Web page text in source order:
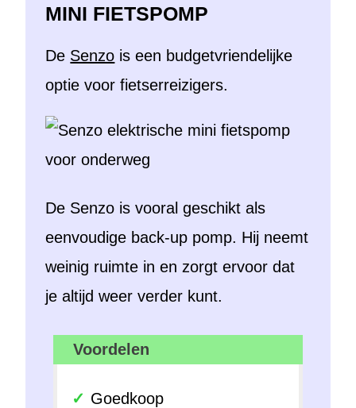
MINI FIETSPOMP
De Senzo is een budgetvriendelijke
optie voor fietserreizigers.
De Senzo is vooral geschikt als
eenvoudige back-up pomp. Hij neemt
weinig ruimte in en zorgt ervoor dat
je altijd weer verder kunt.
Voordelen
Goedkoop